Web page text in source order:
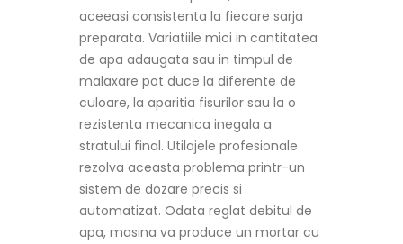
aceeasi consistenta la fiecare sarja
preparata. Variatiile mici in cantitatea
de apa adaugata sau in timpul de
malaxare pot duce la diferente de
culoare, la aparitia fisurilor sau la o
rezistenta mecanica inegala a
stratului final. Utilajele profesionale
rezolva aceasta problema printr-un
sistem de dozare precis si
automatizat. Odata reglat debitul de
apa, masina va produce un mortar cu